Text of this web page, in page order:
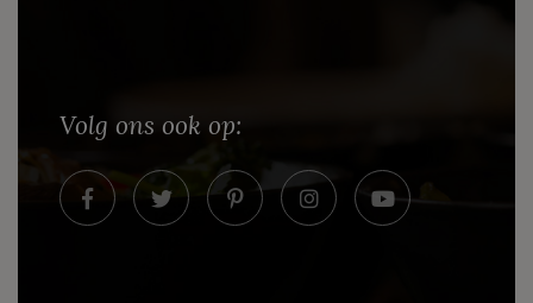
Volg ons ook op: